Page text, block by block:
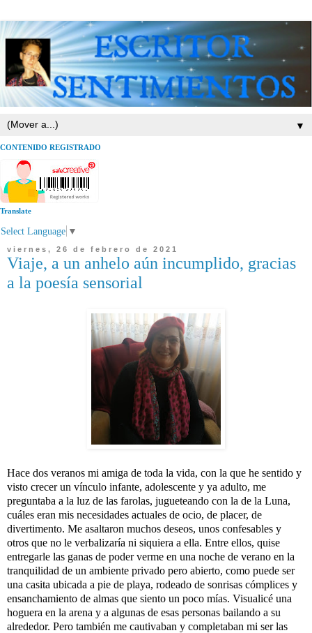
▼
CONTENIDO REGISTRADO
Translate
Select Language ▼
viernes, 26 de febrero de 2021
Viaje, a un anhelo aún incumplido, gracias
a la poesía sensorial
Hace dos veranos mi amiga de toda la vida, con la que he sentido y
visto crecer un vínculo infante, adolescente y ya adulto, me
preguntaba a la luz de las farolas, jugueteando con la de la Luna,
divertimento. Me asaltaron muchos deseos, unos confesables y
otros que no le verbalizaría ni siquiera a ella. Entre ellos, quise
entregarle las ganas de poder verme en una noche de verano en la
tranquilidad de un ambiente privado pero abierto, como puede ser
una casita ubicada a pie de playa, rodeado de sonrisas cómplices y
ensanchamiento de almas que siento un poco mías. Visualicé una
hoguera en la arena y a algunas de esas personas bailando a su
alrededor. Pero también me cautivaban y completaban mi ser las